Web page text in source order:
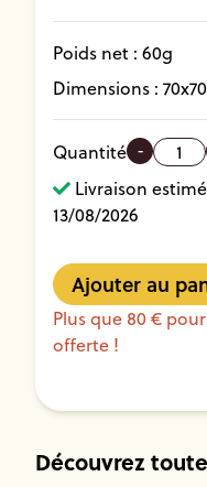
Poids net : 60g
Dimensions : 70x70
Quantité -
Livraison
13/08/2026
Plus que 80 €
offerte !
Découvrez